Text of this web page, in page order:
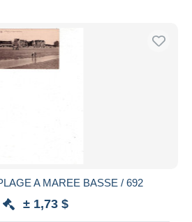
A MAREE BASSE / 692
± 1,73 $